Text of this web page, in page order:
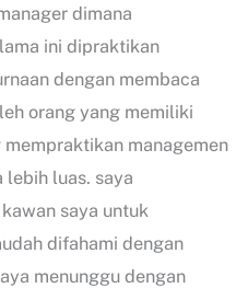
dimana
ini dipraktikan
dengan membaca
orang yang memiliki
managemen
lebih luas. saya
saya untuk
difahami dengan
menunggu dengan